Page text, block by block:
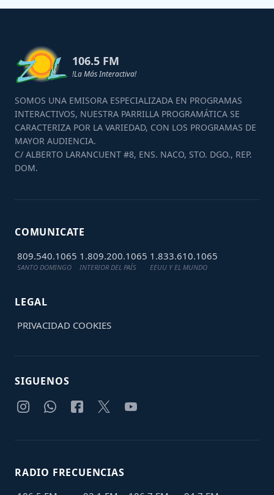
106.5 FM
!La Más Interactiva!
SOMOS UNA EMISORA ESPECIALIZADA EN PROGRAMAS
INTERACTIVOS, NUESTRA PARRILLA PROGRAMÁTICA SE
CARACTERIZA POR LA VARIEDAD, CON LOS PROGRAMAS DE
MAYOR AUDIENCIA.
C/ ALBERTO LARANCUENT #8, ENS. NACO, STO. DGO., REP.
DOM.
COMUNICATE
809.540.1065
SANTO DOMINGO
1.809.200.1065
INTERIOR DEL PAÍS
1.833.610.1065
EEUU Y EL MUNDO
LEGAL
PRIVACIDAD COOKIES
SIGUENOS
RADIO FRECUENCIAS